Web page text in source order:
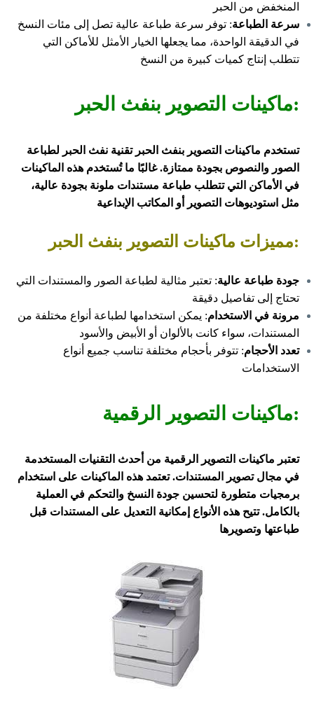
المنخفض من الحبر
سرعة الطباعة: توفر سرعة طباعة عالية تصل إلى مئات النسخ
في الدقيقة الواحدة، مما يجعلها الخيار الأمثل للأماكن التي
تتطلب إنتاج كميات كبيرة من النسخ
:ماكينات التصوير بنفث الحبر
تستخدم ماكينات التصوير بنفث الحبر تقنية نفث الحبر لطباعة
الصور والنصوص بجودة ممتازة. غالبًا ما تُستخدم هذه الماكينات
في الأماكن التي تتطلب طباعة مستندات ملونة بجودة عالية،
مثل استوديوهات التصوير أو المكاتب الإبداعية
:مميزات ماكينات التصوير بنفث الحبر
جودة طباعة عالية: تعتبر مثالية لطباعة الصور والمستندات التي
تحتاج إلى تفاصيل دقيقة
مرونة في الاستخدام: يمكن استخدامها لطباعة أنواع مختلفة من
المستندات، سواء كانت بالألوان أو الأبيض والأسود
تعدد الأحجام: تتوفر بأحجام مختلفة تناسب جميع أنواع
الاستخدامات
:ماكينات التصوير الرقمية
تعتبر ماكينات التصوير الرقمية من أحدث التقنيات المستخدمة
في مجال تصوير المستندات. تعتمد هذه الماكينات على استخدام
برمجيات متطورة لتحسين جودة النسخ والتحكم في العملية
بالكامل. تتيح هذه الأنواع إمكانية التعديل على المستندات قبل
طباعتها وتصويرها